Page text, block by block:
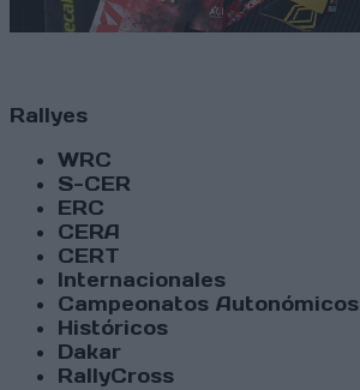
Rallyes
WRC
S-CER
ERC
CERA
CERT
Internacionales
Campeonatos Autonómicos
Históricos
Dakar
RallyCross